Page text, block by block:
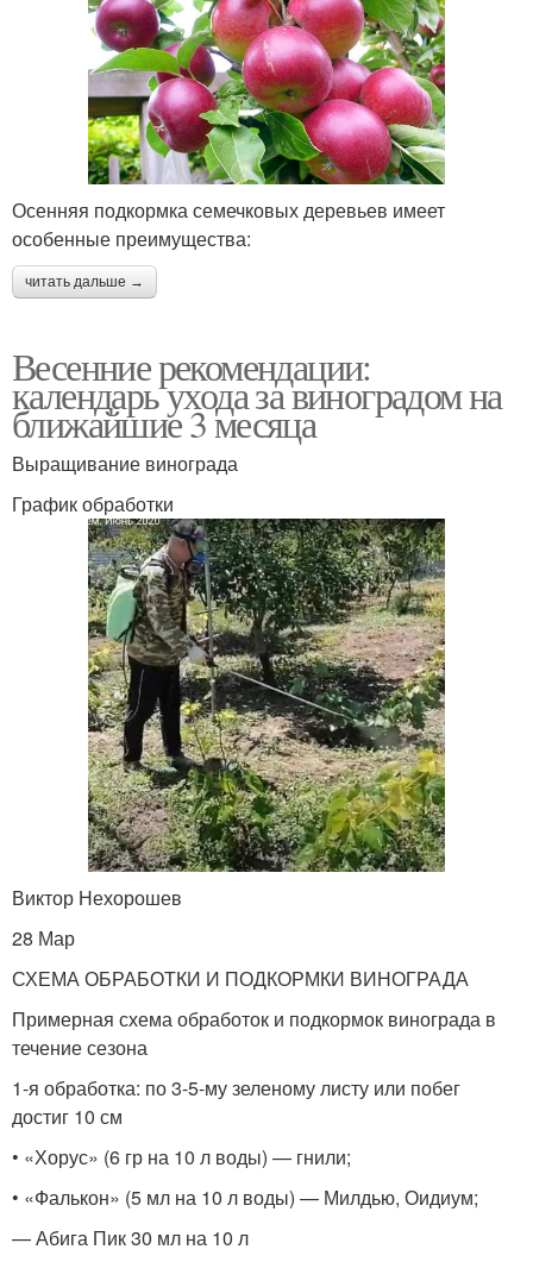
Осенняя подкормка семечковых деревьев имеет
особенные преимущества:
читать дальше →
Весенние рекомендации:
календарь ухода за виноградом на
ближайшие 3 месяца
Выращивание винограда
График обработки
Виктор Нехорошев
28 Мар
СХЕМА ОБРАБОТКИ И ПОДКОРМКИ ВИНОГРАДА
Примерная схема обработок и подкормок винограда в
течение сезона
1-я обработка: по 3-5-му зеленому листу или побег
достиг 10 см
• «Хорус» (6 гр на 10 л воды) — гнили;
• «Фалькон» (5 мл на 10 л воды) — Милдью, Оидиум;
— Абига Пик 30 мл на 10 л